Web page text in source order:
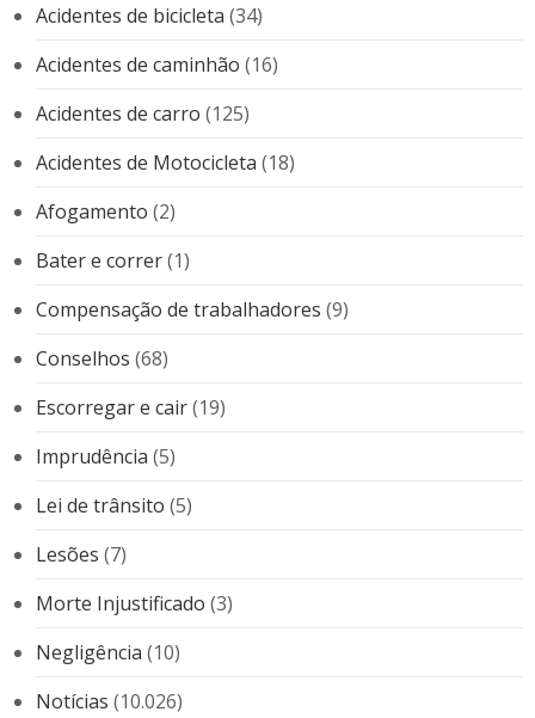
Acidentes de bicicleta (34)
Acidentes de caminhão (16)
Acidentes de carro (125)
Acidentes de Motocicleta (18)
Afogamento (2)
Bater e correr(1)
Compensação de trabalhadores (9)
Conselhos (68)
Escorregar e cair(19)
Imprudência (5)
Lei de trânsito (5)
Lesões (7)
Morte Injustificado (3)
Negligência (10)
Notícias (10.026)